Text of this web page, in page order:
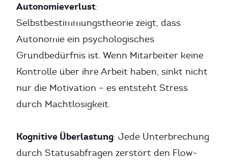
Autonomieverlust:
Selbstbestimmungstheorie zeigt, dass
Autonomie ein psychologisches
Grundbedürfnis ist. Wenn Mitarbeiter keine
Kontrolle über ihre Arbeit haben, sinkt nicht
nur die Motivation – es entsteht Stress
durch Machtlosigkeit.
Kognitive Überlastung: Jede Unterbrechung
durch Statusabfragen zerstört den Flow-